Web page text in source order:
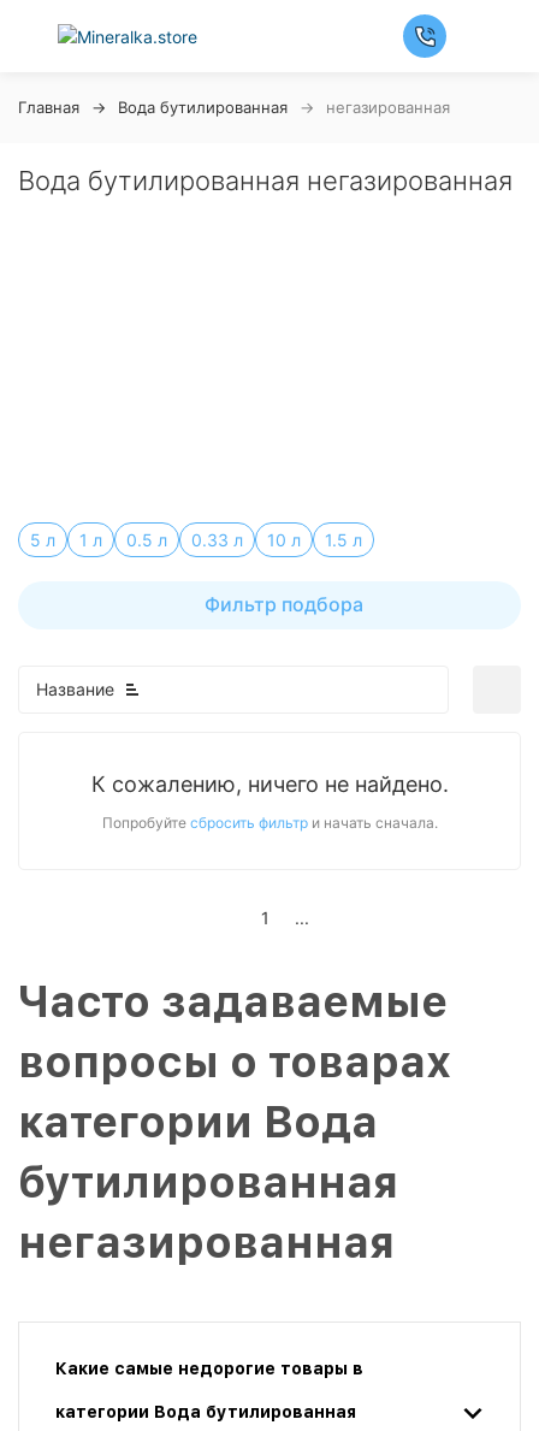
Главная Вода бутилированная негазированная
Вода бутилированная негазированная
5 л 1 л 0.5 л 0.33 л 10 л 1.5 л
Фильтр подбора
Название
К сожалению, ничего не найдено.
Попробуйте сбросить фильтри начать сначала.
1 ...
Часто задаваемые
вопросы о товарах
категории Вода
бутилированная
негазированная
Какие самые недорогие товары в
категории Вода бутилированная